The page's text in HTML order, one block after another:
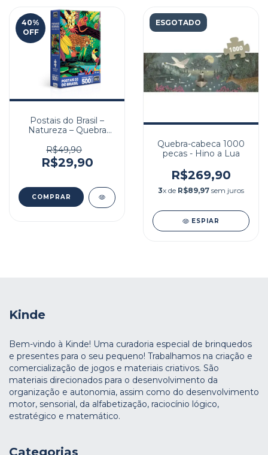
40%
OFF
Postais do Brasil –
Natureza – Quebra
nano
R$49,90
R$29,90
ESGOTADO
Quebra-cabeca 1000
pecas - Hino a Lua
R$269,90
3x de R$89,97 sem juros
ESPIAR
Kinde
Bem-vindo à Kinde! Uma curadoria especial de brinquedos
e presentes para o seu pequeno! Trabalhamos na criação e
comercialização de jogos e materiais criativos. São
materiais direcionados para o desenvolvimento da
organização e autonomia, assim como do desenvolvimento
motor, sensorial, da alfabetização, raciocínio lógico,
estratégico e matemático.
Categorias